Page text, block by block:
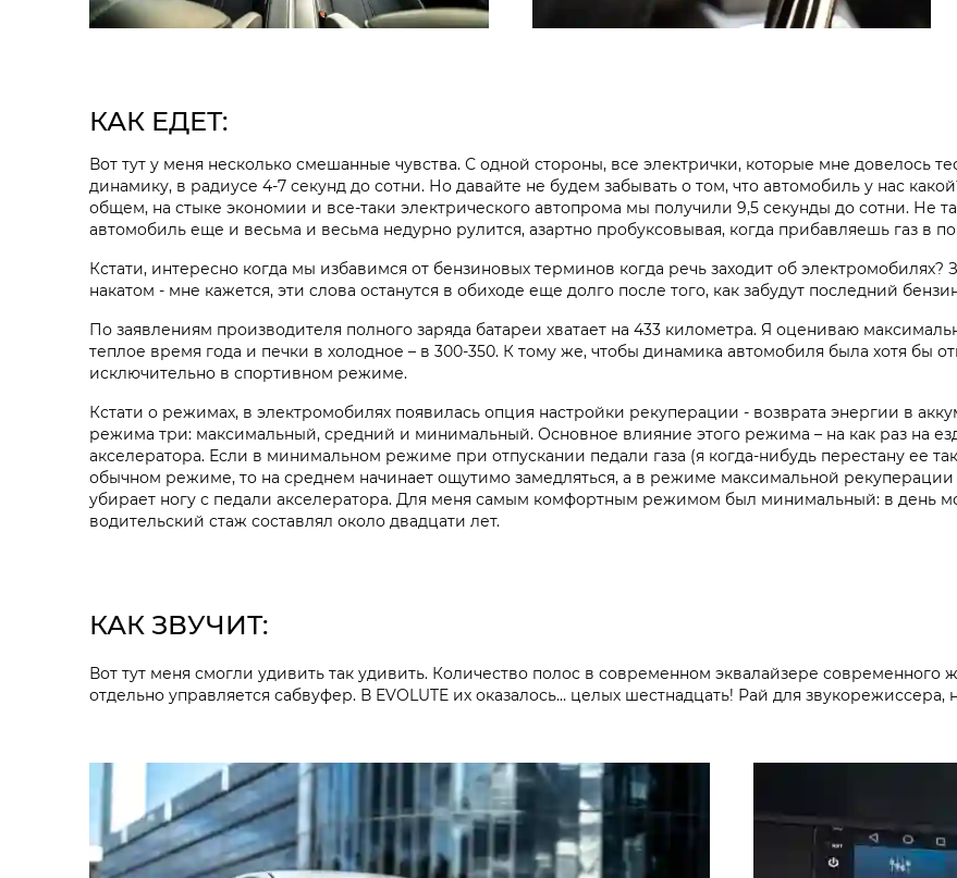
КАК ЕДЕТ:
Вот тут у меня несколько смешанные чувства. С одной стороны, все электрички, которые мне довелось
динамику, в радиусе 4-7 секунд до сотни. Но давайте не будем забывать о том, что автомобиль у нас
общем, на стыке экономии и все-таки электрического автопрома мы получили 9,5 секунды до сотни. Не
автомобиль еще и весьма и весьма недурно рулится, азартно пробуксовывая, когда прибавляешь газ в
Кстати, интересно когда мы избавимся от бензиновых терминов когда речь заходит об
накатом - мне кажется, эти слова останутся в обиходе еще долго после того, как забудут последний
По заявлениям производителя полного заряда батареи хватает на 433 километра. Я оцениваю
теплое время года и печки в холодное – в 300-350. К тому же, чтобы динамика автомобиля была хотя бы
исключительно в спортивном режиме.
Кстати о режимах, в электромобилях появилась опция настройки рекуперации - возврата энергии в
режима три: максимальный, средний и минимальный. Основное влияние этого режима – на как раз на
акселератора. Если в минимальном режиме при отпускании педали газа (я когда-нибудь перестану ее
обычном режиме, то на среднем начинает ощутимо замедляться, а в режиме максимальной
убирает ногу с педали акселератора. Для меня самым комфортным режимом был минимальный: в день
водительский стаж составлял около двадцати лет.
КАК ЗВУЧИТ:
Вот тут меня смогли удивить так удивить. Количество полос в современном эквалайзере
отдельно управляется сабвуфер. В EVOLUTE их оказалось… целых шестнадцать! Рай для звукорежиссера,